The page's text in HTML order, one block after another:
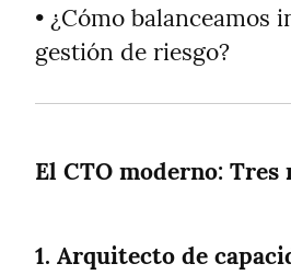
• ¿Cómo balanceamos
gestión de riesgo?
El CTO moderno: Tres
1. Arquitecto de